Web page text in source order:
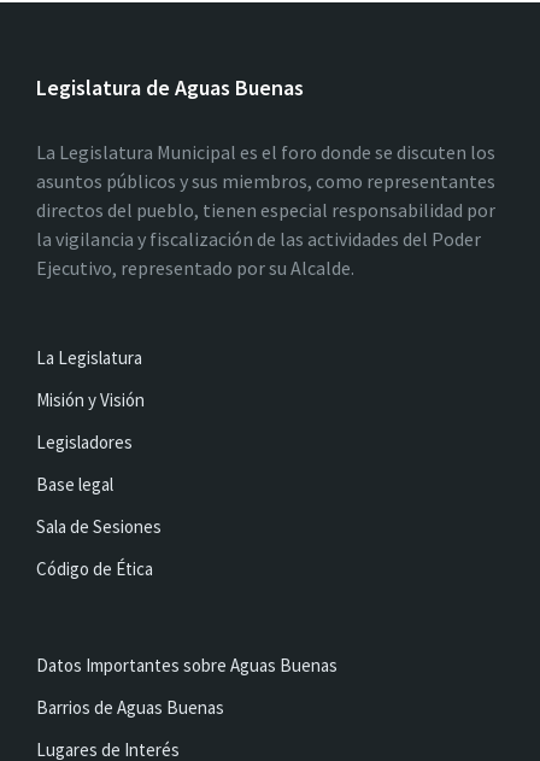
Legislatura de Aguas Buenas
La Legislatura Municipal es el foro donde se discuten los
asuntos públicos y sus miembros, como representantes
directos del pueblo, tienen especial responsabilidad por
la vigilancia y fiscalización de las actividades del Poder
Ejecutivo, representado por su Alcalde.
La Legislatura
Misión y Visión
Legisladores
Base legal
Sala de Sesiones
Código de Ética
Datos Importantes sobre Aguas Buenas
Barrios de Aguas Buenas
Lugares de Interés